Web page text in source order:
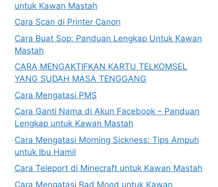
untuk Kawan Mastah
Cara Scan di Printer Canon
Cara Buat Sop: Panduan Lengkap Untuk Kawan
Mastah
CARA MENGAKTIFKAN KARTU TELKOMSEL
YANG SUDAH MASA TENGGANG
Cara Mengatasi PMS
Cara Ganti Nama di Akun Facebook – Panduan
Lengkap untuk Kawan Mastah
Cara Mengatasi Morning Sickness: Tips Ampuh
untuk Ibu Hamil
Cara Teleport di Minecraft untuk Kawan Mastah
Cara Mengatasi Bad Mood untuk Kawan